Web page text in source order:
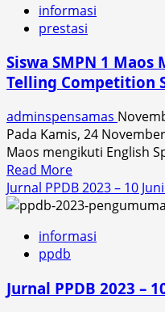
Jurnal
PPDB
Ke
3
13
Juni
2024)
informasi
prestasi
Siswa SMPN 1 Maos
Telling Competition
adminspensamas
Pada Kamis, 24
Maos mengikuti English
Read MoreRead
more
about
SMPN
Meraih
Jurnal PPDB 2023 – 10
informasi
ppdb
Jurnal PPDB 2023 –